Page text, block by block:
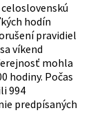
hodín
pravidiel
víkend
mohla
hodiny. Počas
994
predpísaných